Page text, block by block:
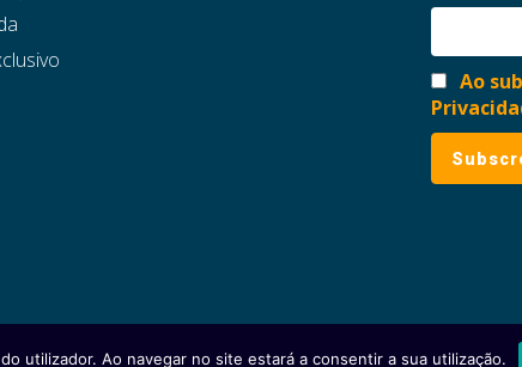
Ao
Ficha Técnica Estatuto Editorial Política
utilizador. Ao navegar no site estará a consentir a sua utilização.